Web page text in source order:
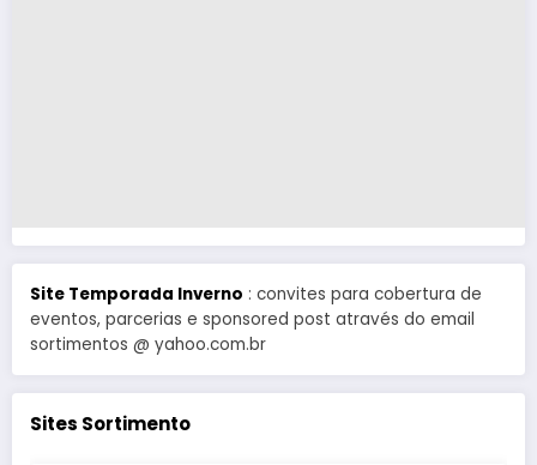
Site Temporada Inverno : convites para cobertura de
eventos, parcerias e sponsored post através do email
sortimentos @ yahoo.com.br
Sites Sortimento